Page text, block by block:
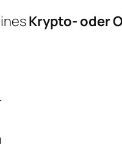
Krypto- oder